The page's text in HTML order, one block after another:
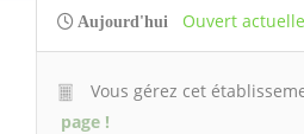
Aujourd'hui Ouvert
Vous gérez cet
page !